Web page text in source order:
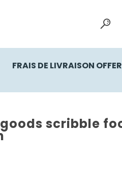
FRAIS DE LIVRAISON
scribble